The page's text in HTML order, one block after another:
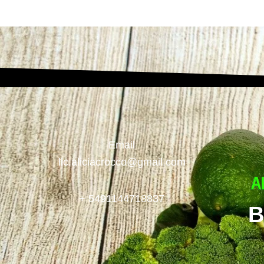
Email
lic.aliciacrocco@gmail.com
+ 5491144718837